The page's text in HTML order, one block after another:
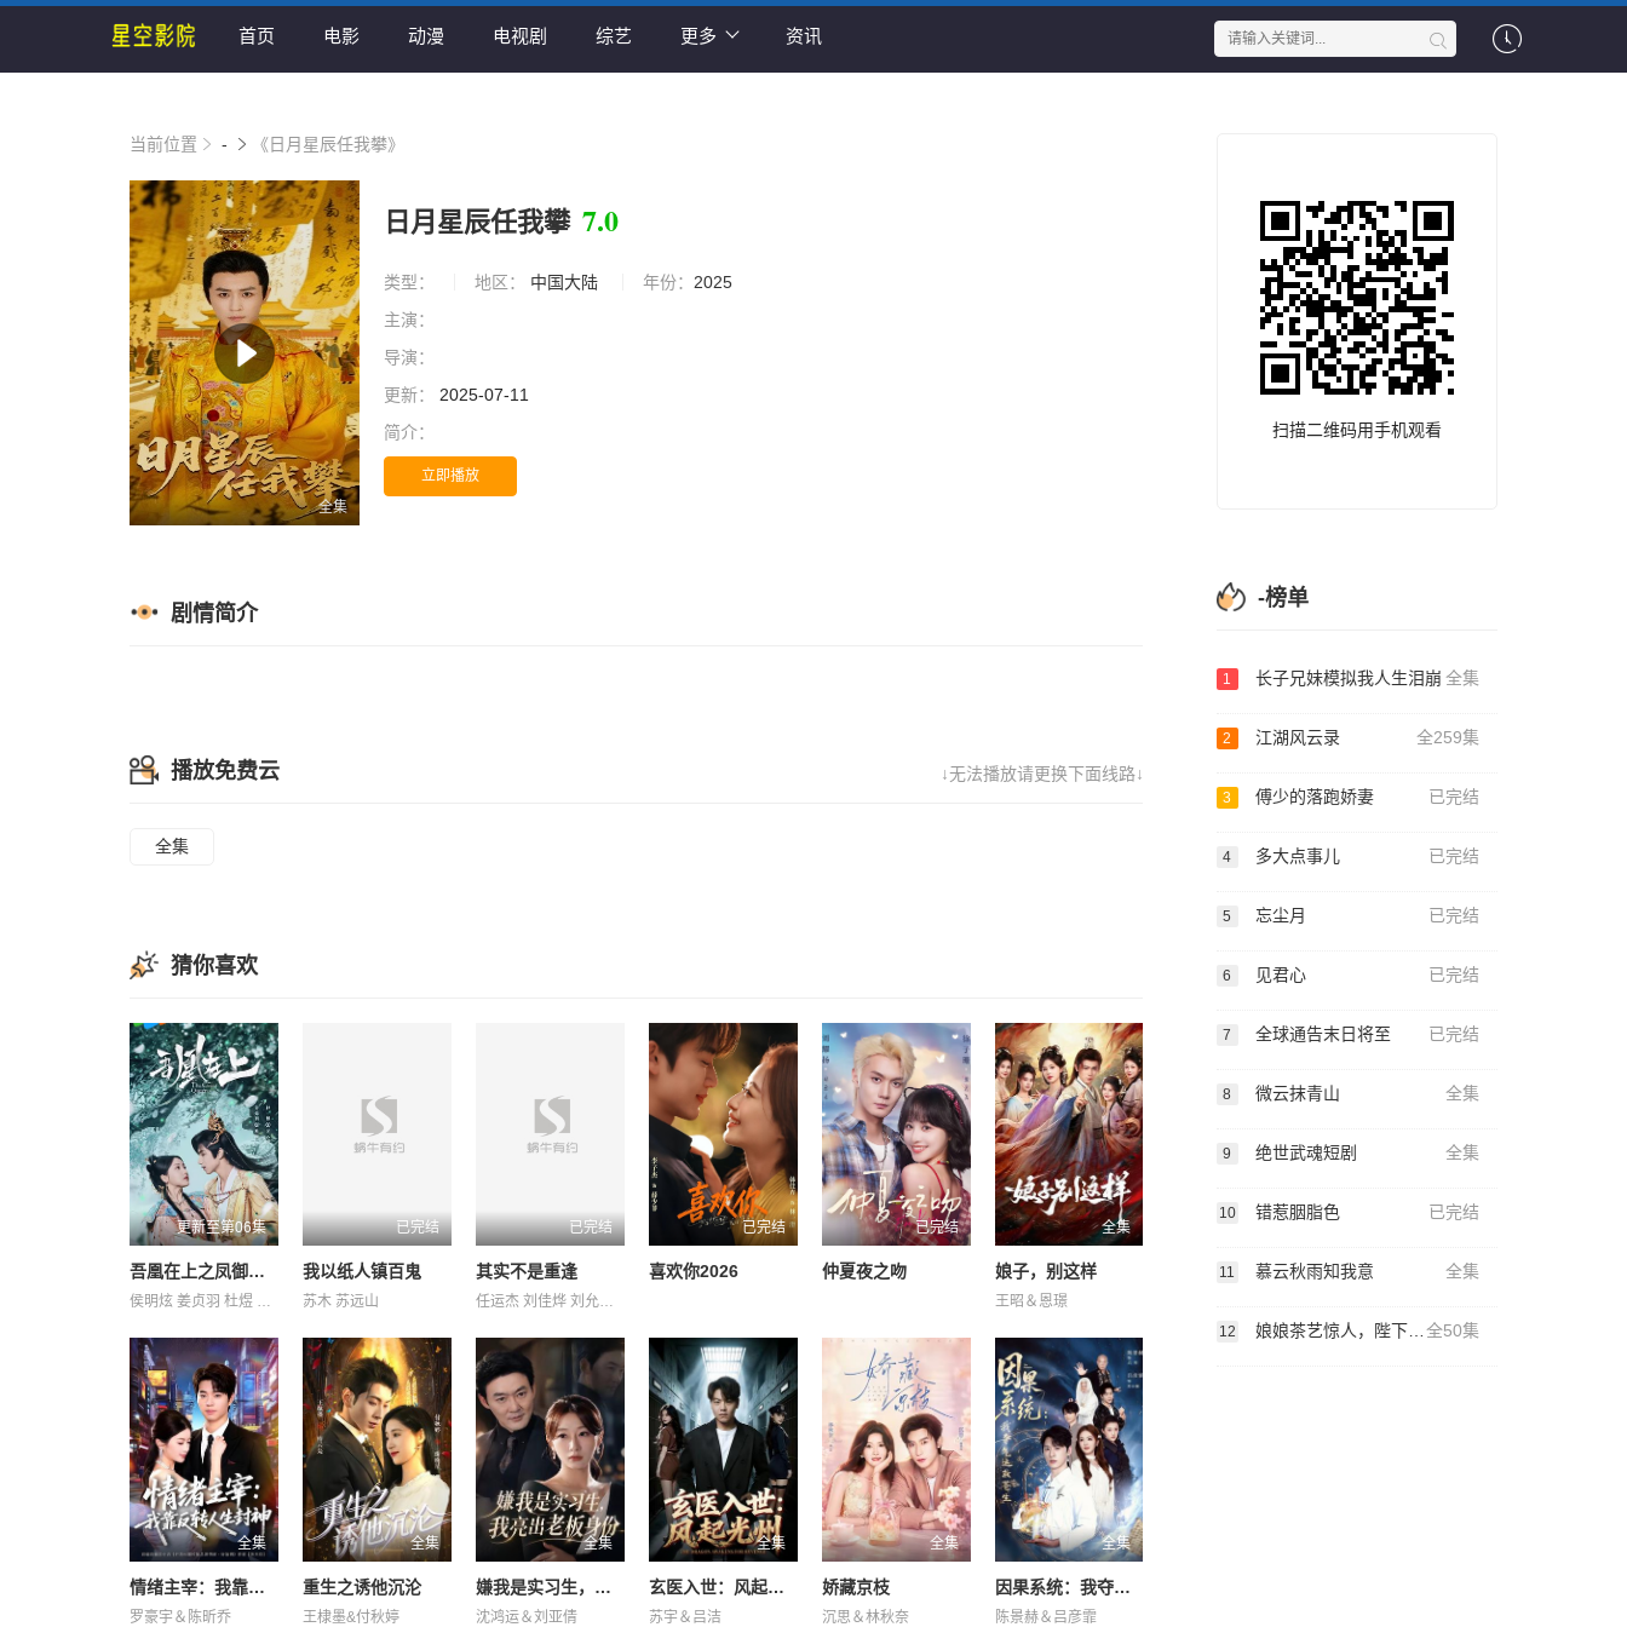
首页 电影 动漫 电视剧 综艺 更多 资讯
当前位置 - 《日月星辰任我攀》
全集
日月星辰任我攀 7.0
类型： 地区： 中国大陆 年份： 2025
主演：
导演：
更新：
2025-07-11
简介：
立即播放
剧情简介
↓无法播放请更换下面线路↓
播放免费云
全集
猜你喜欢
更新至第06集
吾凰在上之凤御四方
侯明炫 姜贞羽 杜煜 林亚冬 祖怀 赵一博 邓孝慈 郑千亦 郝熠然
已完结
我以纸人镇百鬼
苏木 苏远山
已完结
其实不是重逢
任运杰 刘佳烨 刘允儿 刘思维 吴添豪 王欣政 金子璇 黄圣依
已完结
喜欢你2026
已完结
仲夏夜之吻
全集
娘子，别这样
王昭＆恩璟
全集
情绪主宰：我靠反转人生封神
罗豪宇＆陈昕乔
全集
重生之诱他沉沦
王棣墨&付秋婷
全集
嫌我是实习生，我亮出老板身份
沈鸿运＆刘亚倩
全集
玄医入世：风起光州
苏宇＆吕洁
全集
娇藏京枝
沉思＆林秋奈
全集
因果系统：我夺气运救苍生
陈景赫＆吕彦霏
扫描二维码用手机观看
-榜单
1 长子兄妹模拟我人生泪崩 全集
2 江湖风云录 全259集
3 傅少的落跑娇妻 已完结
4 多大点事儿 已完结
5 忘尘月 已完结
6 见君心 已完结
7 全球通告末日将至 已完结
8 微云抹青山 全集
9 绝世武魂短剧 全集
10 错惹胭脂色 已完结
11 慕云秋雨知我意 全集
12 娘娘茶艺惊人，陛下夜夜沉沦 全50集